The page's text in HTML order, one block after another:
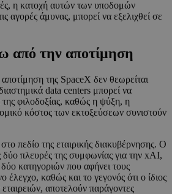
η κατοχή αυτών των υποδομών
αγορές άμυνας, μπορεί να εξελιχθεί σε
από την αποτίμηση
της SpaceX δεν θεωρείται
data centers μπορεί να
φιλοδοξίας, καθώς η ψύξη, η
κόστος των εκτοξεύσεων συνιστούν
πεδίο της εταιρικής διακυβέρνησης. Ο
πλευρές της συμφωνίας για την xAI,
κατηγοριών που αφήνει τους
έλεγχο, καθώς και το γεγονός ότι ο ίδιος
αποτελούν παράγοντες